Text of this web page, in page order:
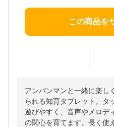
この商品を
アンパンマンと一緒に楽し
られる知育タブレット。タ
遊びやすく、音声やメロデ
の関心を育てます。長く使